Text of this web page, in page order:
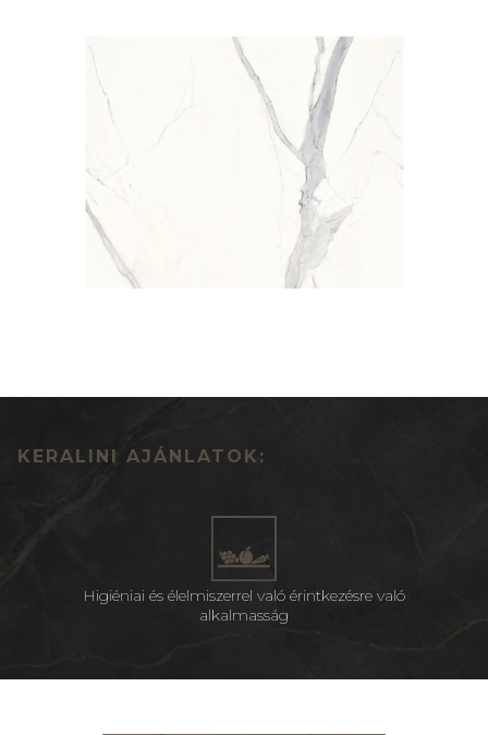
KERALINI AJÁNLATOK:
Higiéniai és élelmiszerrel való érintkezésre való
alkalmasság